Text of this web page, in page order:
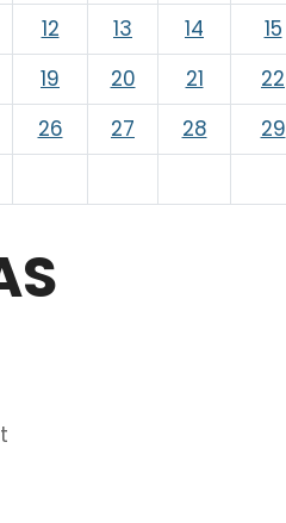
12 13 14 15
19 20 21 22
26 27 28 29